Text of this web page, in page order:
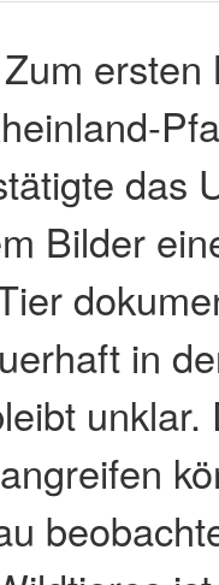
ersten
das
Bilder
in